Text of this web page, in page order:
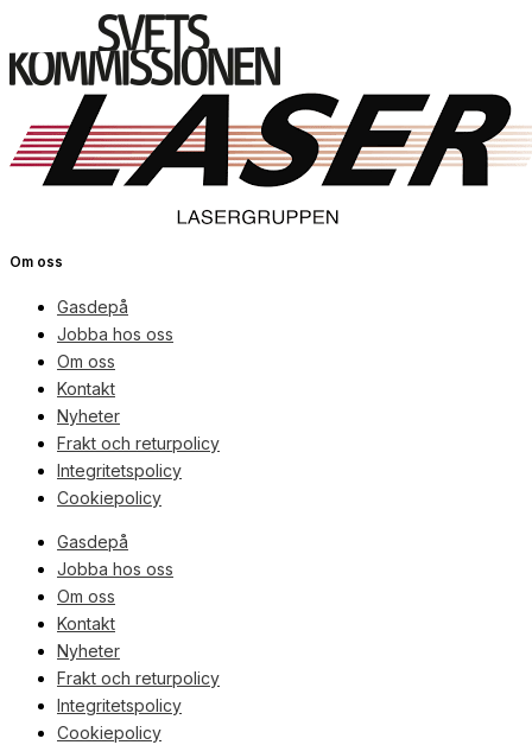
Om oss
Gasdepå
Jobba hos oss
Om oss
Kontakt
Nyheter
Frakt och returpolicy
Integritetspolicy
Cookiepolicy
Gasdepå
Jobba hos oss
Om oss
Kontakt
Nyheter
Frakt och returpolicy
Integritetspolicy
Cookiepolicy